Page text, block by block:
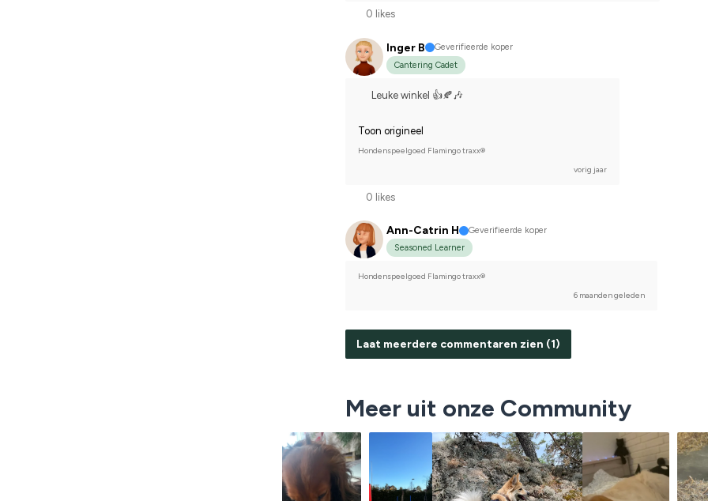
0 likes
Inger B
Geverifieerde koper
Cantering Cadet
Leuke winkel 👍🍂🎶
Toon origineel
Hondenspeelgoed Flamingo traxx®
vorig jaar
0 likes
Ann-Catrin H
Geverifieerde koper
Seasoned Learner
Hondenspeelgoed Flamingo traxx®
6 maanden geleden
Laat meerdere commentaren zien (1)
Meer uit onze Community